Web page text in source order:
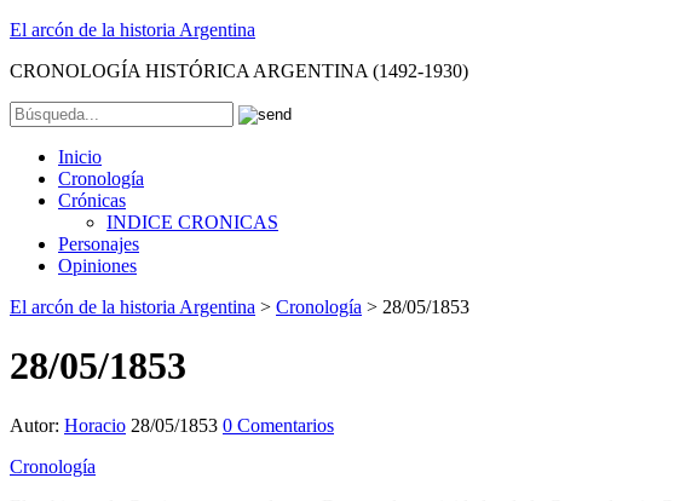
El arcón de la historia Argentina
CRONOLOGÍA HISTÓRICA ARGENTINA (1492-1930)
Inicio
Cronología
Crónicas
INDICE CRONICAS
Personajes
Opiniones
El arcón de la historia Argentina > Cronología > 28/05/1853
28/05/1853
Autor: Horacio 28/05/1853 0 Comentarios
Cronología